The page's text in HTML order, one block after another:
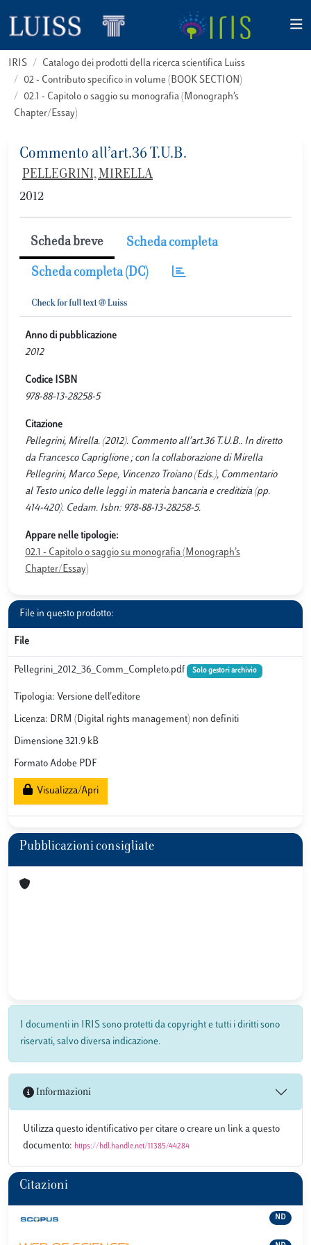
IRIS
Catalogo dei prodotti della ricerca scientifica Luiss
02 - Contributo specifico in volume (BOOK SECTION)
02.1 - Capitolo o saggio su monografia (Monograph’s
Chapter/Essay)
Commento all’art.36 T.U.B.
PELLEGRINI, MIRELLA
2012
Scheda breve Scheda completa
Scheda completa (DC)
Anno di pubblicazione
2012
Codice ISBN
978-88-13-28258-5
Citazione
Pellegrini, Mirella. (2012). Commento all’art.36 T.U.B.. In diretto
da Francesco Capriglione ; con la collaborazione di Mirella
Pellegrini, Marco Sepe, Vincenzo Troiano (Eds.), Commentario
al Testo unico delle leggi in materia bancaria e creditizia (pp.
414-420). Cedam. Isbn: 978-88-13-28258-5.
Appare nelle tipologie:
02.1 - Capitolo o saggio su monografia (Monograph’s
Chapter/Essay)
File in questo prodotto:
File
Pellegrini_2012_36_Comm_Completo.pdf Solo gestori archivio
Tipologia: Versione dell'editore
Licenza: DRM (Digital rights management) non definiti
Dimensione 321.9 kB
Formato Adobe PDF
Visualizza/Apri
Pubblicazioni consigliate
I documenti in IRIS sono protetti da copyright e tutti i diritti sono
riservati, salvo diversa indicazione.
Informazioni
Utilizza questo identificativo per citare o creare un link a questo
documento: https://hdl.handle.net/11385/44284
Citazioni
ND